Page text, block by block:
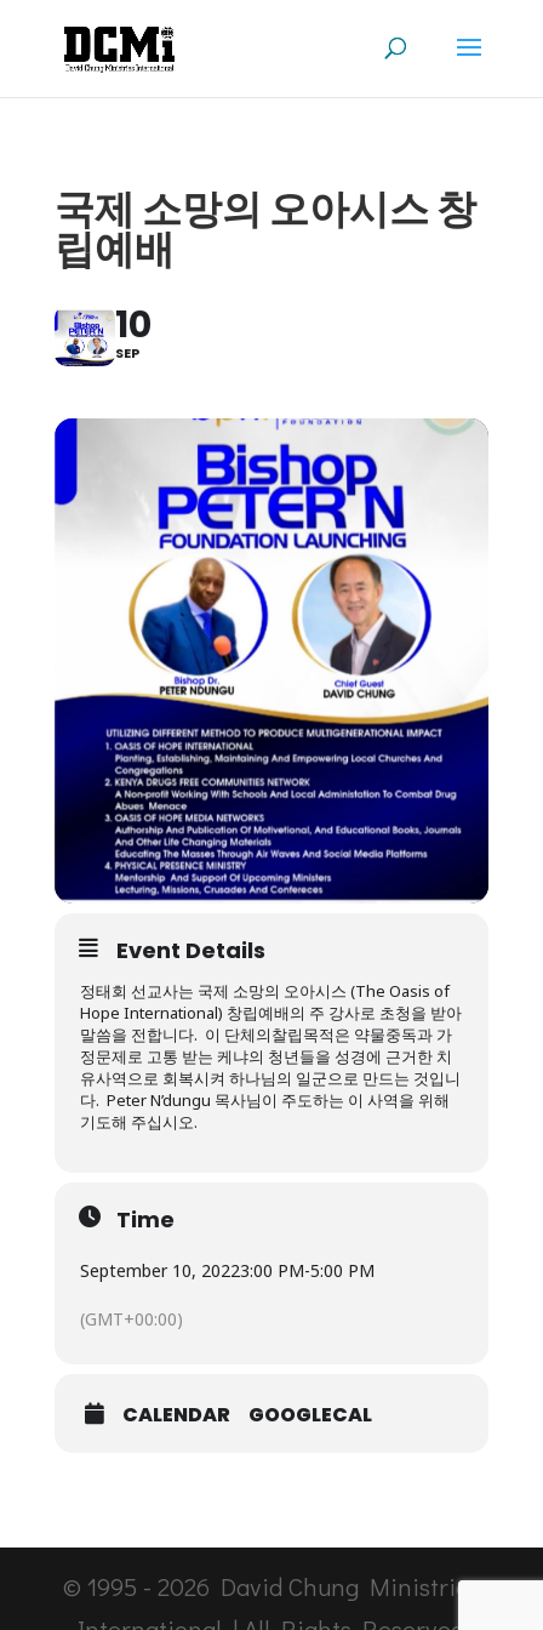
국제 소망의 오아시스 창
립예배
10
SEP
Event Details
정태회 선교사는 국제 소망의 오아시스 (The Oasis of
Hope International) 창립예배의 주 강사로 초청을 받아
말씀을 전합니다. 이 단체의찰립목적은 약물중독과 가
정문제로 고통 받는 케냐의 청년들을 성경에 근거한 치
유사역으로 회복시켜 하나님의 일군으로 만드는 것입니
다. Peter N’dungu 목사님이 주도하는 이 사역을 위해
기도해 주십시오.
Time
September 10, 20223:00 PM-5:00 PM
(GMT+00:00)
CALENDAR GOOGLECAL
© 1995 - 2026 David Chung Ministries